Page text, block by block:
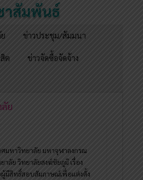
าสัมพันธ์
ข่าวประชุม/สัมมนา
ต ข่าวจัดซื้อจัดจ้าง
ย
มหาวิทยาลัย มหาจุฬาลงกรณ
าลัย วิทยาลัยสงฆ์ชัยภูมิ เรื่อง
ผู้มีสิทธิ์สอบสัมภาษณ์เพื่อแต่งตั้ง